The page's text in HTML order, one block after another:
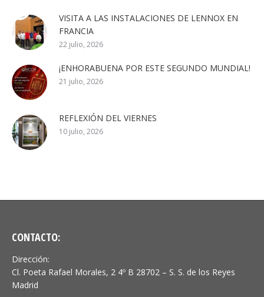
VISITA A LAS INSTALACIONES DE LENNOX EN
FRANCIA
22 julio, 2026
¡ENHORABUENA POR ESTE SEGUNDO MUNDIAL!
21 julio, 2026
REFLEXIÓN DEL VIERNES
10 julio, 2026
CONTACTO:
Dirección:
Cl. Poeta Rafael Morales, 2 4º B 28702 – S. S. de los Reyes
Madrid